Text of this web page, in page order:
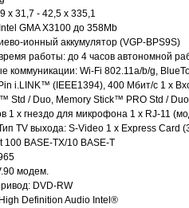
x 31,7 - 42,5 x 335,1
GMA X3100 до 358Mb
ионный аккумулятор (VGP-BPS9S)
работы: до 4 часов автономной
коммуникации: Wi-Fi 802.11a/b/g,
i.LINK™ (IEEE1394), 400 Мбит/с 1 x
Std / Duo, Memory Stick™ PRO Std /
1 x гнездо для микрофона 1 x RJ-11
TV выхода: S-Video 1 x Express Card
100 BASE-TX/10 BASE-T
модем.
DVD-RW
Definition Audio Intel®